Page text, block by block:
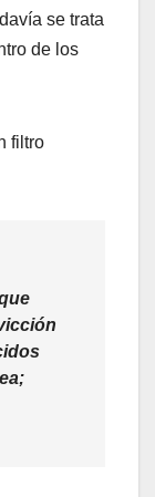
se trata
de los
filtro